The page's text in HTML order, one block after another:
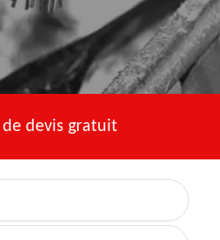
de devis gratuit